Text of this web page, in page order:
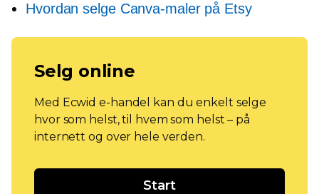
Hvordan selge Canva-maler på Etsy
Selg online
Med Ecwid e-handel kan du enkelt selge
hvor som helst, til hvem som helst – på
internett og over hele verden.
Start